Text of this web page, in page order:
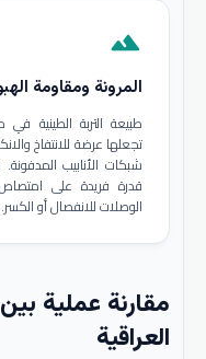
terrain
المرونة ومقاومة
طبيعة التربة الطينية
تجعلها عرضة للانتفاخ
قدرة فريدة على
الوصلات للانفصال أو الكسر.
مقارنة عملية بين
العراقية